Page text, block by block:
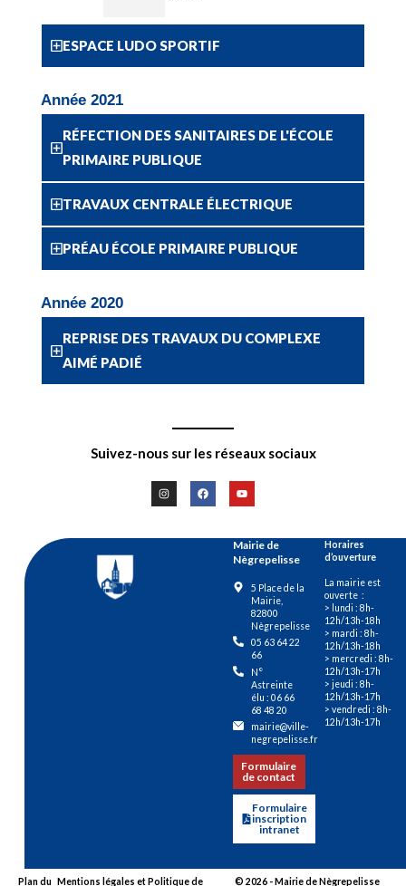
ESPACE LUDO SPORTIF
Année 2021
RÉFECTION DES SANITAIRES DE L'ÉCOLE
PRIMAIRE PUBLIQUE
TRAVAUX CENTRALE ÉLECTRIQUE
PRÉAU ÉCOLE PRIMAIRE PUBLIQUE
Année 2020
REPRISE DES TRAVAUX DU COMPLEXE
AIMÉ PADIÉ
Suivez-nous sur les réseaux sociaux
Mairie de
Nègrepelisse
5 Place de la
Mairie,
82800
Nègrepelisse
05 63 64 22
66
N°
Astreinte
élu : 06 66
68 48 20
mairie@ville-
negrepelisse.fr
Formulaire
de contact
Formulaire
inscription
intranet
Horaires
d’ouverture
La mairie est
ouverte :
> lundi : 8h-
12h/13h-18h
> mardi : 8h-
12h/13h-18h
> mercredi : 8h-
12h/13h-17h
> jeudi : 8h-
12h/13h-17h
> vendredi : 8h-
12h/13h-17h
Plan du
Mentions légales et Politique de
© 2026 - Mairie de Nègrepelisse